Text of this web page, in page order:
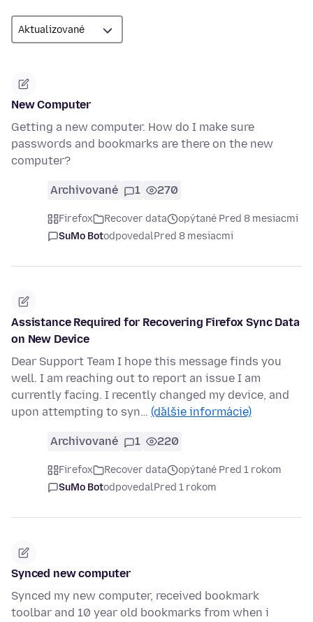
New Computer
Getting a new computer. How do I make sure
passwords and bookmarks are there on the new
computer?
Archivované 1 270
Firefox Recover data
opýtané Pred 8 mesiacmi
SuMo BotodpovedalPred 8 mesiacmi
Assistance Required for Recovering Firefox Sync Data
on New Device
Dear Support Team I hope this message finds you
well. I am reaching out to report an issue I am
currently facing. I recently changed my device, and
upon attempting to syn… (ďalšie informácie)
Archivované 1 220
Firefox Recover data
opýtané Pred 1 rokom
SuMo BotodpovedalPred 1 rokom
Synced new computer
Synced my new computer, received bookmark
toolbar and 10 year old bookmarks from when i